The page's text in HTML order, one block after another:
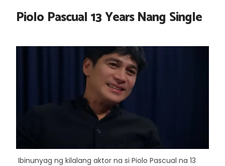
Piolo Pascual 13 Years Nang Single
Ibinunyag ng kilalang aktor na si Piolo Pascual na 13